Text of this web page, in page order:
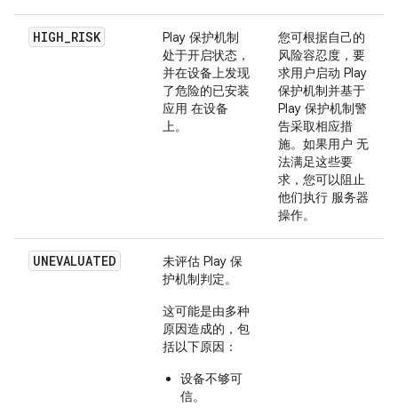
HIGH_RISK
Play 保护机制
处于开启状态，
并在设备上发现
了危险的已安装
应用 在设备
上。
您可根据自己的
风险容忍度，要
求用户启动 Play
保护机制并基于
Play 保护机制警
告采取相应措
施。如果用户 无
法满足这些要
求，您可以阻止
他们执行 服务器
操作。
UNEVALUATED
未评估 Play 保
护机制判定。
这可能是由多种
原因造成的，包
括以下原因：
设备不够可
信。